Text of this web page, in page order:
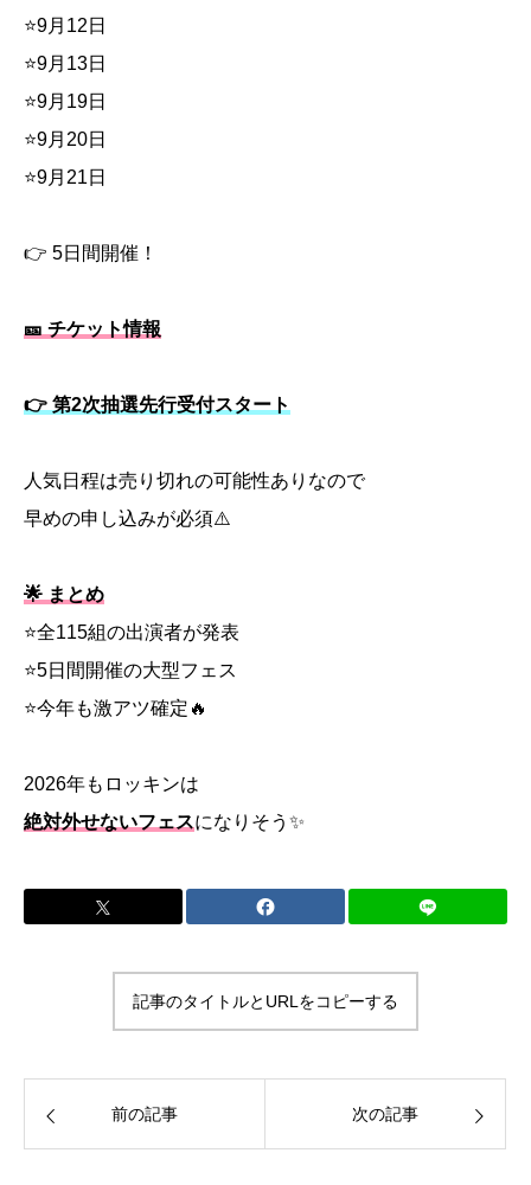
⭐9月12日
⭐9月13日
⭐9月19日
⭐9月20日
⭐9月21日
👉 5日間開催！
🎫 チケット情報
👉 第2次抽選先行受付スタート
人気日程は売り切れの可能性ありなので
早めの申し込みが必須⚠️
🌟 まとめ
⭐全115組の出演者が発表
⭐5日間開催の大型フェス
⭐今年も激アツ確定🔥
2026年もロッキンは
絶対外せないフェスになりそう✨
記事のタイトルとURLをコピーする
前の記事 次の記事